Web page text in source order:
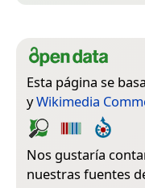
Esta página se
yWikimedia
Nos gustaría
nuestras fuentes